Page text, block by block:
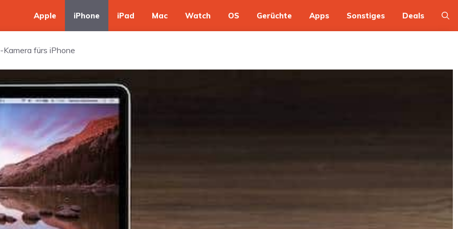
Apple iPhone iPad Mac Watch OS Gerüchte Apps Sonstiges Deals
fürs iPhone